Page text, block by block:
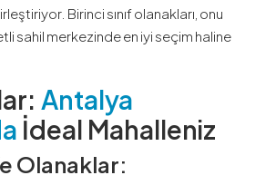
Birinci sınıf olanakları, onu
sahil merkezinde en iyi seçim haline
Antalya
İdeal Mahalleniz
Olanaklar: